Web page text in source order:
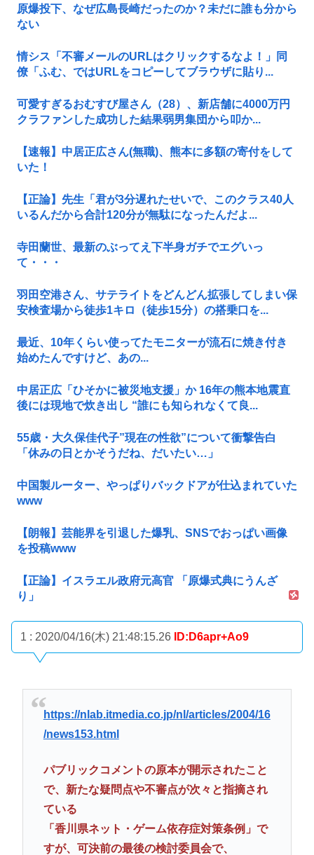
原爆投下、なぜ広島長崎だったのか？未だに誰も分から
ない
情シス「不審メールのURLはクリックするなよ！」同
僚「ふむ、ではURLをコピーしてブラウザに貼り...
可愛すぎるおむすび屋さん（28）、新店舗に4000万円
クラファンした成功した結果弱男集団から叩か...
【速報】中居正広さん(無職)、熊本に多額の寄付をして
いた！
【正論】先生「君が3分遅れたせいで、このクラス40人
いるんだから合計120分が無駄になったんだよ...
寺田蘭世、最新のぶってえ下半身ガチでエグいっ
て・・・
羽田空港さん、サテライトをどんどん拡張してしまい保
安検査場から徒歩1キロ（徒歩15分）の搭乗口を...
最近、10年くらい使ってたモニターが流石に焼き付き
始めたんですけど、あの...
中居正広「ひそかに被災地支援」か 16年の熊本地震直
後には現地で炊き出し “誰にも知られなくて良...
55歳・大久保佳代子”現在の性欲”について衝撃告白
「休みの日とかそうだね、だいたい…」
中国製ルーター、やっぱりバックドアが仕込まれていた
www
【朗報】芸能界を引退した爆乳、SNSでおっぱい画像
を投稿www
【正論】イスラエル政府元高官 「原爆式典にうんざ
り」
1 : 2020/04/16(木) 21:48:15.26 ID:D6apr+Ao9
https://nlab.itmedia.co.jp/nl/articles/2004/16
/news153.html
パブリックコメントの原本が開示されたこと
で、新たな疑問点や不審点が次々と指摘され
ている
「香川県ネット・ゲーム依存症対策条例」で
すが、可決前の最後の検討委員会で、